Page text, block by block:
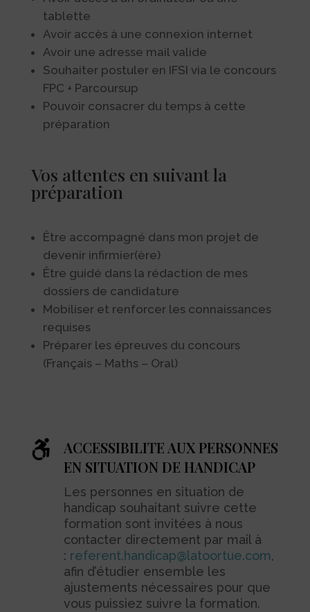
tablette
Avoir accès à une connexion internet
Avoir une adresse mail valide
Souhaiter postuler en IFSI via le concours
FPC + Parcoursup
Pouvoir consacrer du temps à cette
préparation
Vos attentes en suivant la
préparation
Être accompagné dans mon projet de
devenir infirmier(ère)
Être guidé dans la rédaction de mes
dossiers de candidature
Mobiliser et renforcer les connaissances
requises
Préparer les épreuves du concours
(Français – Maths – Oral)

ACCESSIBILITE AUX PERSONNES
EN SITUATION DE HANDICAP
Les personnes en situation de
handicap souhaitant suivre cette
formation sont invitées à nous
contacter directement par mail à
: referent.handicap@latoortue.com,
afin d’étudier ensemble les
ajustements nécessaires pour que
vous puissiez suivre la formation.